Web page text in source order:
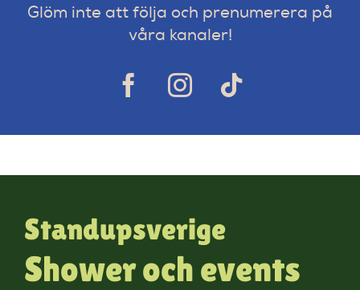
Glöm inte att följa och prenumerera på
våra kanaler!
Standupsverige
Shower och events